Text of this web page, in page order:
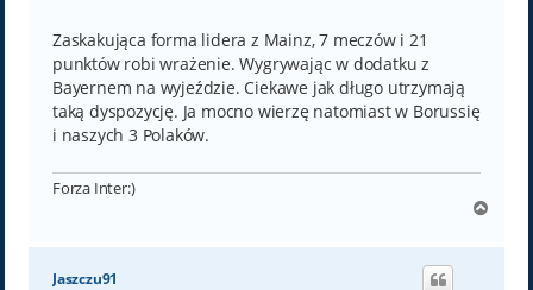
t
Zaskakująca forma lidera z Mainz, 7 meczów i 21
punktów robi wrażenie. Wygrywając w dodatku z
Bayernem na wyjeździe. Ciekawe jak długo utrzymają
taką dyspozycję. Ja mocno wierzę natomiast w Borussię
i naszych 3 Polaków.
Forza Inter:)
g
Jaszczu91